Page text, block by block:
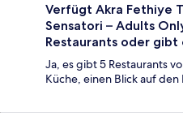
Verfügt Akra Fethiye
Sensatori – Adults
Restaurants oder gibt
Ja, es gibt 5 Restaurants
Küche, einen Blick auf